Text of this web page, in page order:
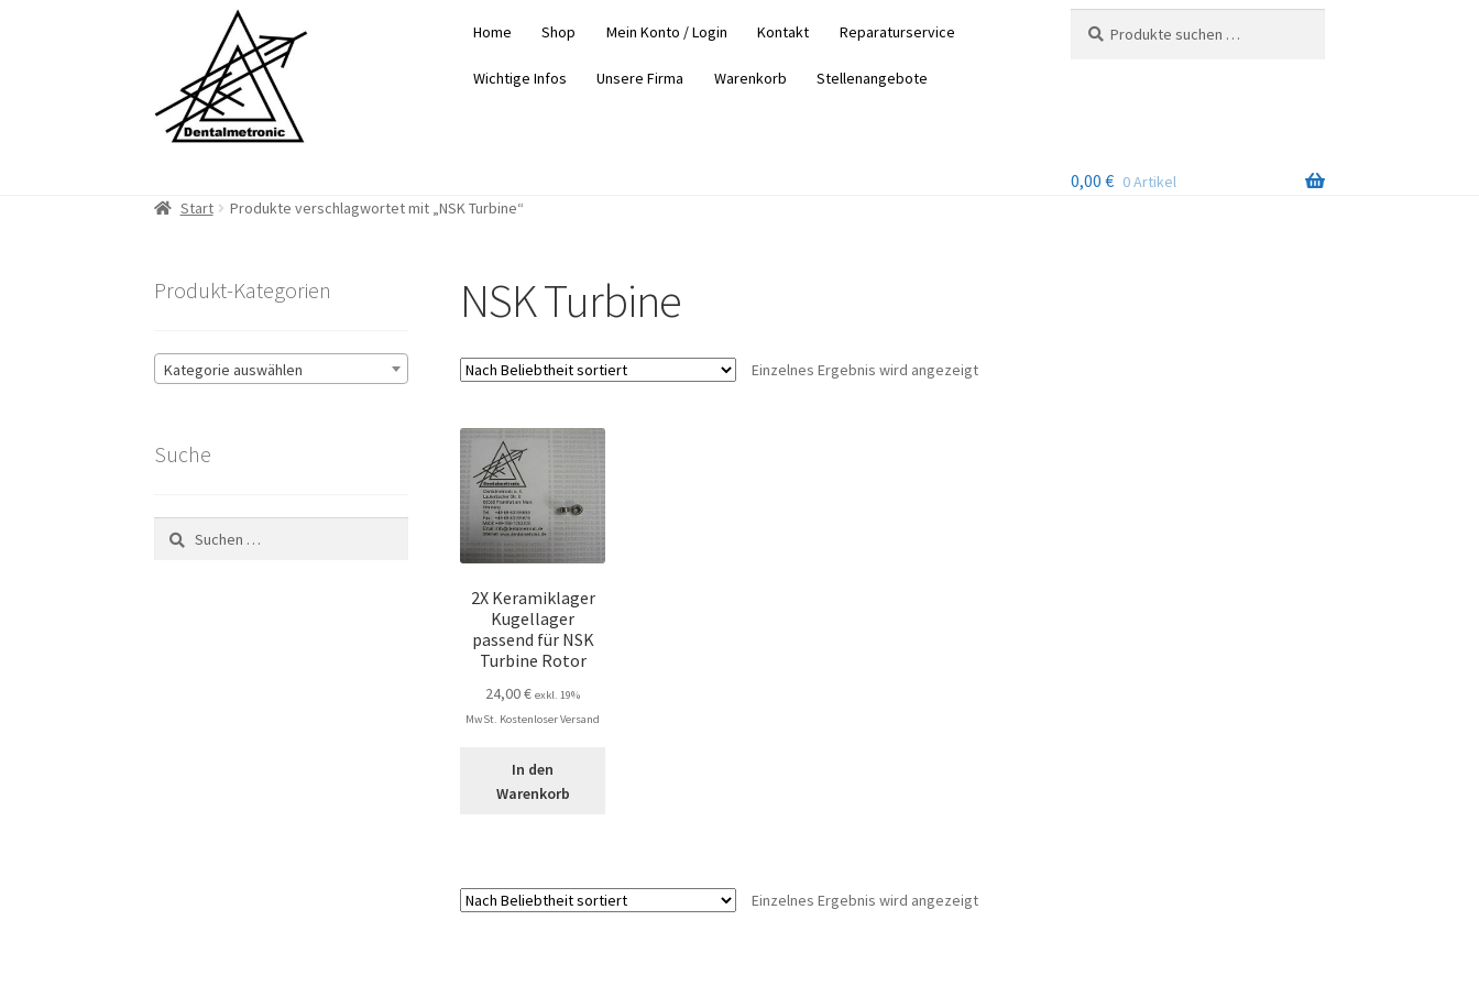
Navigation
springen
springen
Home Shop Mein Konto / Login Kontakt Reparaturservice
Wichtige Infos Unsere Firma Warenkorb Stellenangebote
nach:
0,00 € 0 Artikel
Start
Produkte verschlagwortet mit „NSK Turbine“
NSK Turbine
Einzelnes Ergebnis wird angezeigt
2X Keramiklager
Kugellager
passend für NSK
Turbine Rotor
24,00€ exkl. 19%
MwSt. Kostenloser Versand
In den
Warenkorb
Einzelnes Ergebnis wird angezeigt
Produkt-Kategorien
Kategorie auswählen
Suche
Suchen
nach: